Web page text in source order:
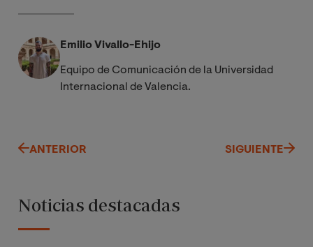
Emilio Vivallo-Ehijo
Equipo de Comunicación de la Universidad
Internacional de Valencia.
ANTERIOR SIGUIENTE
Noticias destacadas